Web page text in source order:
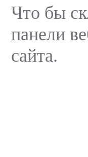
Что бы
панели
сайта.